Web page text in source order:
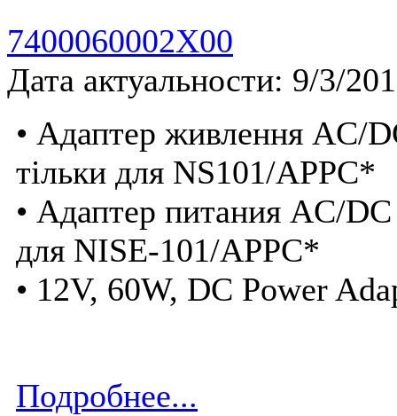
7400060002X00
Дата актуальности: 9/3/
• Адаптер живлення AC/
тільки для NS101/APPC*
• Адаптер питания AC/
для NISE-101/APPC*
• 12V, 60W, DC Power
Подробнее...